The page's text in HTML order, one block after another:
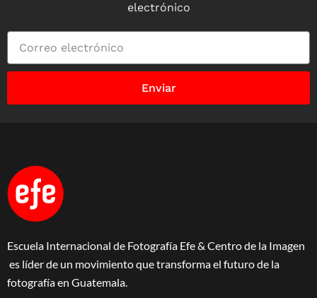
electrónico
Enviar
Escuela Internacional de Fotografía Efe & Centro de la Imagen
es líder de un movimiento que transforma el futuro de la
fotografía en Guatemala.